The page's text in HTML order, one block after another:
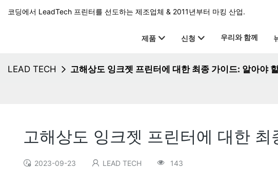
코딩에서 LeadTech 프린터를 선도하는 제조업체 & 2011년부터 마킹 산업.
제품 신청 우리와 함께
LEAD TECH 고해상도 잉크젯 프린터에 대한 최종 가이드: 알아야
고해상도 잉크젯 프린터에 대한
2023-09-23 LEAD TECH 143